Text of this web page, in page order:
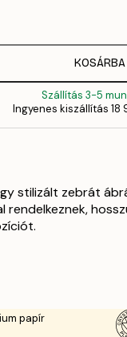
KOSÁRBA
Szállítás 3-5
Ingyenes kiszállítás
stilizált zebrát
rendelkeznek,
papír